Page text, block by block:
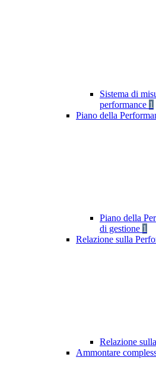
Sistema di
performance 1
Piano della
Piano della
di gestione 1
Relazione sulla
Relazione
Ammontare